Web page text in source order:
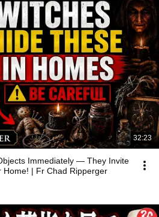
32:23
Immediately — They Invite
Home! | Fr Chad Ripperger